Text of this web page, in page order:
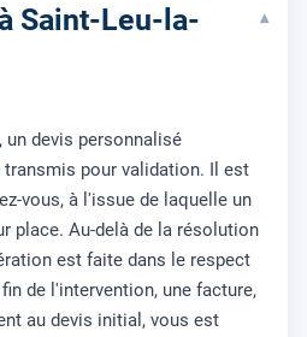
Saint-Leu-la-
▾
devis personnalisé
pour validation. Il est
vous, à l'issue de laquelle un
place. Au-delà de la résolution
est faite dans le respect
de l'intervention, une facture,
au devis initial, vous est